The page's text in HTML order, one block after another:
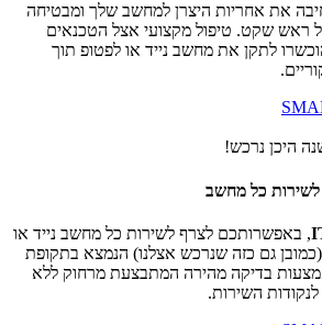
את אחריות היצרן למחשב שלך ומבטיחה
שנים של ראש שקט. טיפול מקצועי אצל הטכנאים
לתקן את מחשב נייד או לפטופ תוך
היכן נרכש!
כל מחשב
, באפשרותכם לצרף לשירות כל מחשב נייד או
גם כזה שנרכש אצלנו) הנמצא בתקופת
בדיקה מהירה המתבצעת מרחוק ללא
השירות.